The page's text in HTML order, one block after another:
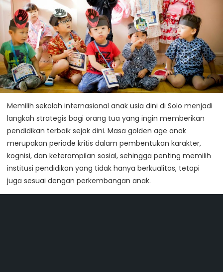
Memilih sekolah internasional anak usia dini di Solo menjadi
langkah strategis bagi orang tua yang ingin memberikan
pendidikan terbaik sejak dini. Masa golden age anak
merupakan periode kritis dalam pembentukan karakter,
kognisi, dan keterampilan sosial, sehingga penting memilih
institusi pendidikan yang tidak hanya berkualitas, tetapi
juga sesuai dengan perkembangan anak.